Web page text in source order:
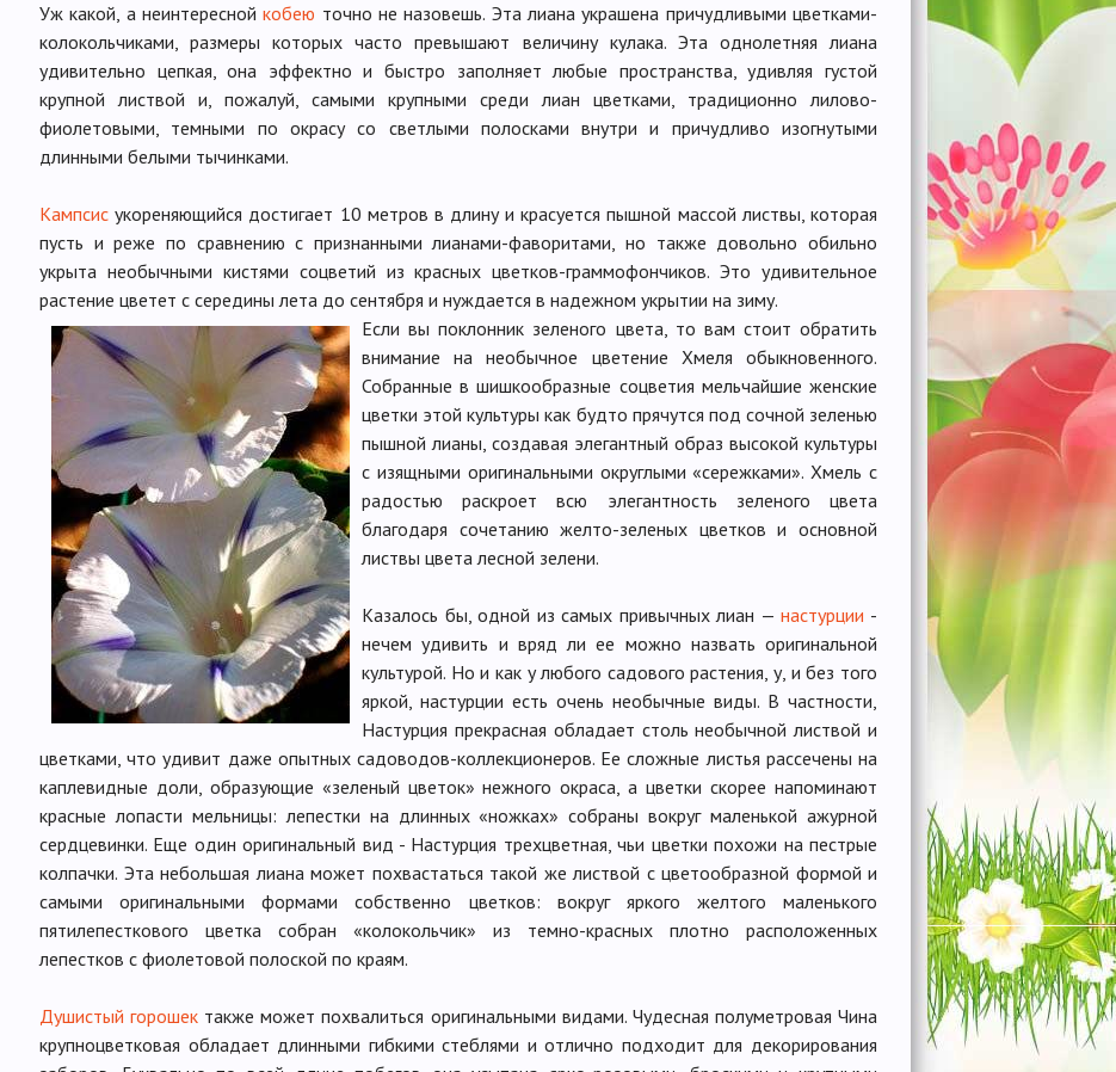
Уж какой, а неинтереснойкобею точно не назовешь. Эта лиана украшена причудливыми цветками-
колокольчиками, размеры которых часто превышают величину кулака. Эта однолетняя лиана
удивительно цепкая, она эффектно и быстро заполняет любые пространства, удивляя густой
крупной листвой и, пожалуй, самыми крупными среди лиан цветками, традиционно лилово-
фиолетовыми, темными по окрасу со светлыми полосками внутри и причудливо изогнутыми
длинными белыми тычинками.
Кампсис укореняющийся достигает 10 метров в длину и красуется пышной массой листвы, которая
пусть и реже по сравнению с признанными лианами-фаворитами, но также довольно обильно
укрыта необычными кистями соцветий из красных цветков-граммофончиков. Это удивительное
растение цветет с середины лета до сентября и нуждается в надежном укрытии на зиму.
Если вы поклонник зеленого цвета, то вам стоит обратить
внимание на необычное цветение Хмеля обыкновенного.
Собранные в шишкообразные соцветия мельчайшие женские
цветки этой культуры как будто прячутся под сочной зеленью
пышной лианы, создавая элегантный образ высокой культуры
с изящными оригинальными округлыми «сережками». Хмель с
радостью раскроет всю элегантность зеленого цвета
благодаря сочетанию желто-зеленых цветков и основной
листвы цвета лесной зелени.
Казалось бы, одной из самых привычных лиан —настурции -
нечем удивить и вряд ли ее можно назвать оригинальной
культурой. Но и как у любого садового растения, у, и без того
яркой, настурции есть очень необычные виды. В частности,
Настурция прекрасная обладает столь необычной листвой и
цветками, что удивит даже опытных садоводов-коллекционеров. Ее сложные листья рассечены на
каплевидные доли, образующие «зеленый цветок» нежного окраса, а цветки скорее напоминают
красные лопасти мельницы: лепестки на длинных «ножках» собраны вокруг маленькой ажурной
сердцевинки. Еще один оригинальный вид - Настурция трехцветная, чьи цветки похожи на пестрые
колпачки. Эта небольшая лиана может похвастаться такой же листвой с цветообразной формой и
самыми оригинальными формами собственно цветков: вокруг яркого желтого маленького
пятилепесткового цветка собран «колокольчик» из темно-красных плотно расположенных
лепестков с фиолетовой полоской по краям.
Душистый горошек также может похвалиться оригинальными видами. Чудесная полуметровая Чина
крупноцветковая обладает длинными гибкими стеблями и отлично подходит для декорирования